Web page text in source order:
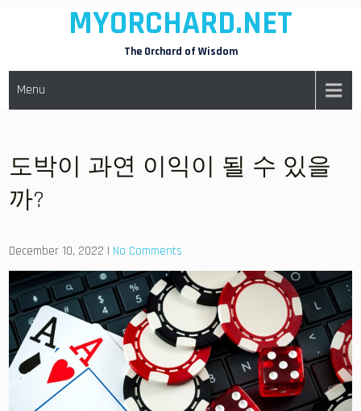
MYORCHARD.NET
The Orchard of Wisdom
Menu
도박이 과연 이익이 될 수 있을
까?
December 10, 2022 | No Comments